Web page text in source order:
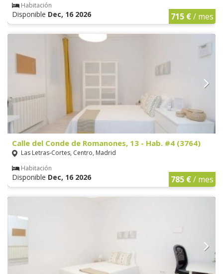
Habitación
Disponible Dec, 16 2026 715 €/ mes
Calle del Conde de Romanones, 13 - Hab. #4 (3764)
Las Letras-Cortes, Centro, Madrid
Habitación
Disponible Dec, 16 2026 785 €/ mes